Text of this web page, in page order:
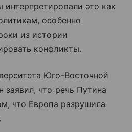
это как
особенно
из истории
конфликты.
Юго-Восточной
заявил, что речь Путина
что Европа разрушила